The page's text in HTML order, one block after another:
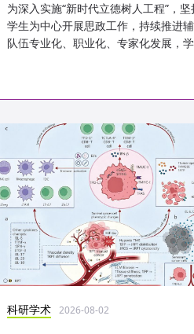
为深入实施“新时代立德树人工程”，
学生为中心开展思政工作，持续推进
队伍专业化、职业化、专家化发展，
科研学术 2026-08-02